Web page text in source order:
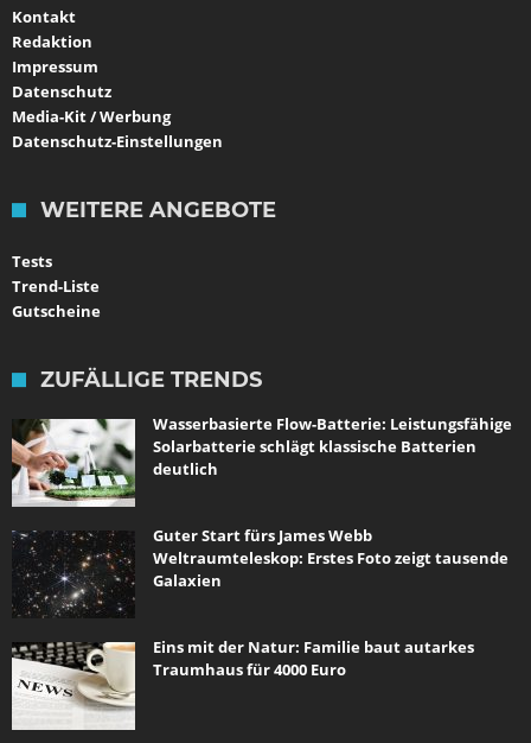
Kontakt
Redaktion
Impressum
Datenschutz
Media-Kit / Werbung
Datenschutz-Einstellungen
WEITERE ANGEBOTE
Tests
Trend-Liste
Gutscheine
ZUFÄLLIGE TRENDS
Wasserbasierte Flow-Batterie: Leistungsfähige
Solarbatterie schlägt klassische Batterien
deutlich
Guter Start fürs James Webb
Weltraumteleskop: Erstes Foto zeigt tausende
Galaxien
Eins mit der Natur: Familie baut autarkes
Traumhaus für 4000 Euro